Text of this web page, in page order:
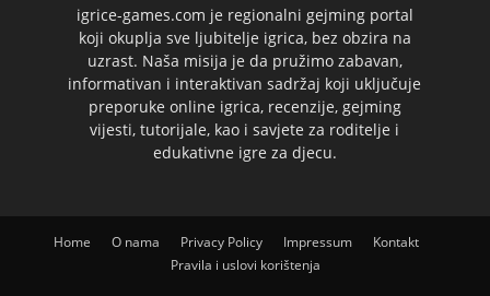
igrice-games.com je regionalni gejming portal
koji okuplja sve ljubitelje igrica, bez obzira na
uzrast. Naša misija je da pružimo zabavan,
informativan i interaktivan sadržaj koji uključuje
preporuke online igrica, recenzije, gejming
vijesti, tutorijale, kao i savjete za roditelje i
edukativne igre za djecu.
Home O nama Privacy Policy Impressum
Kontakt
Pravila i uslovi korištenja